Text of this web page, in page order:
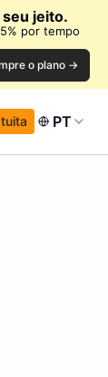
jeito.
por tempo
o plano →
PT